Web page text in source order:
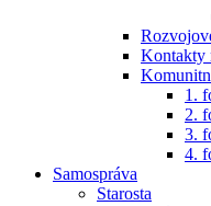
Kontakty
1.
2.
3.
4.
Samospráva
Starosta